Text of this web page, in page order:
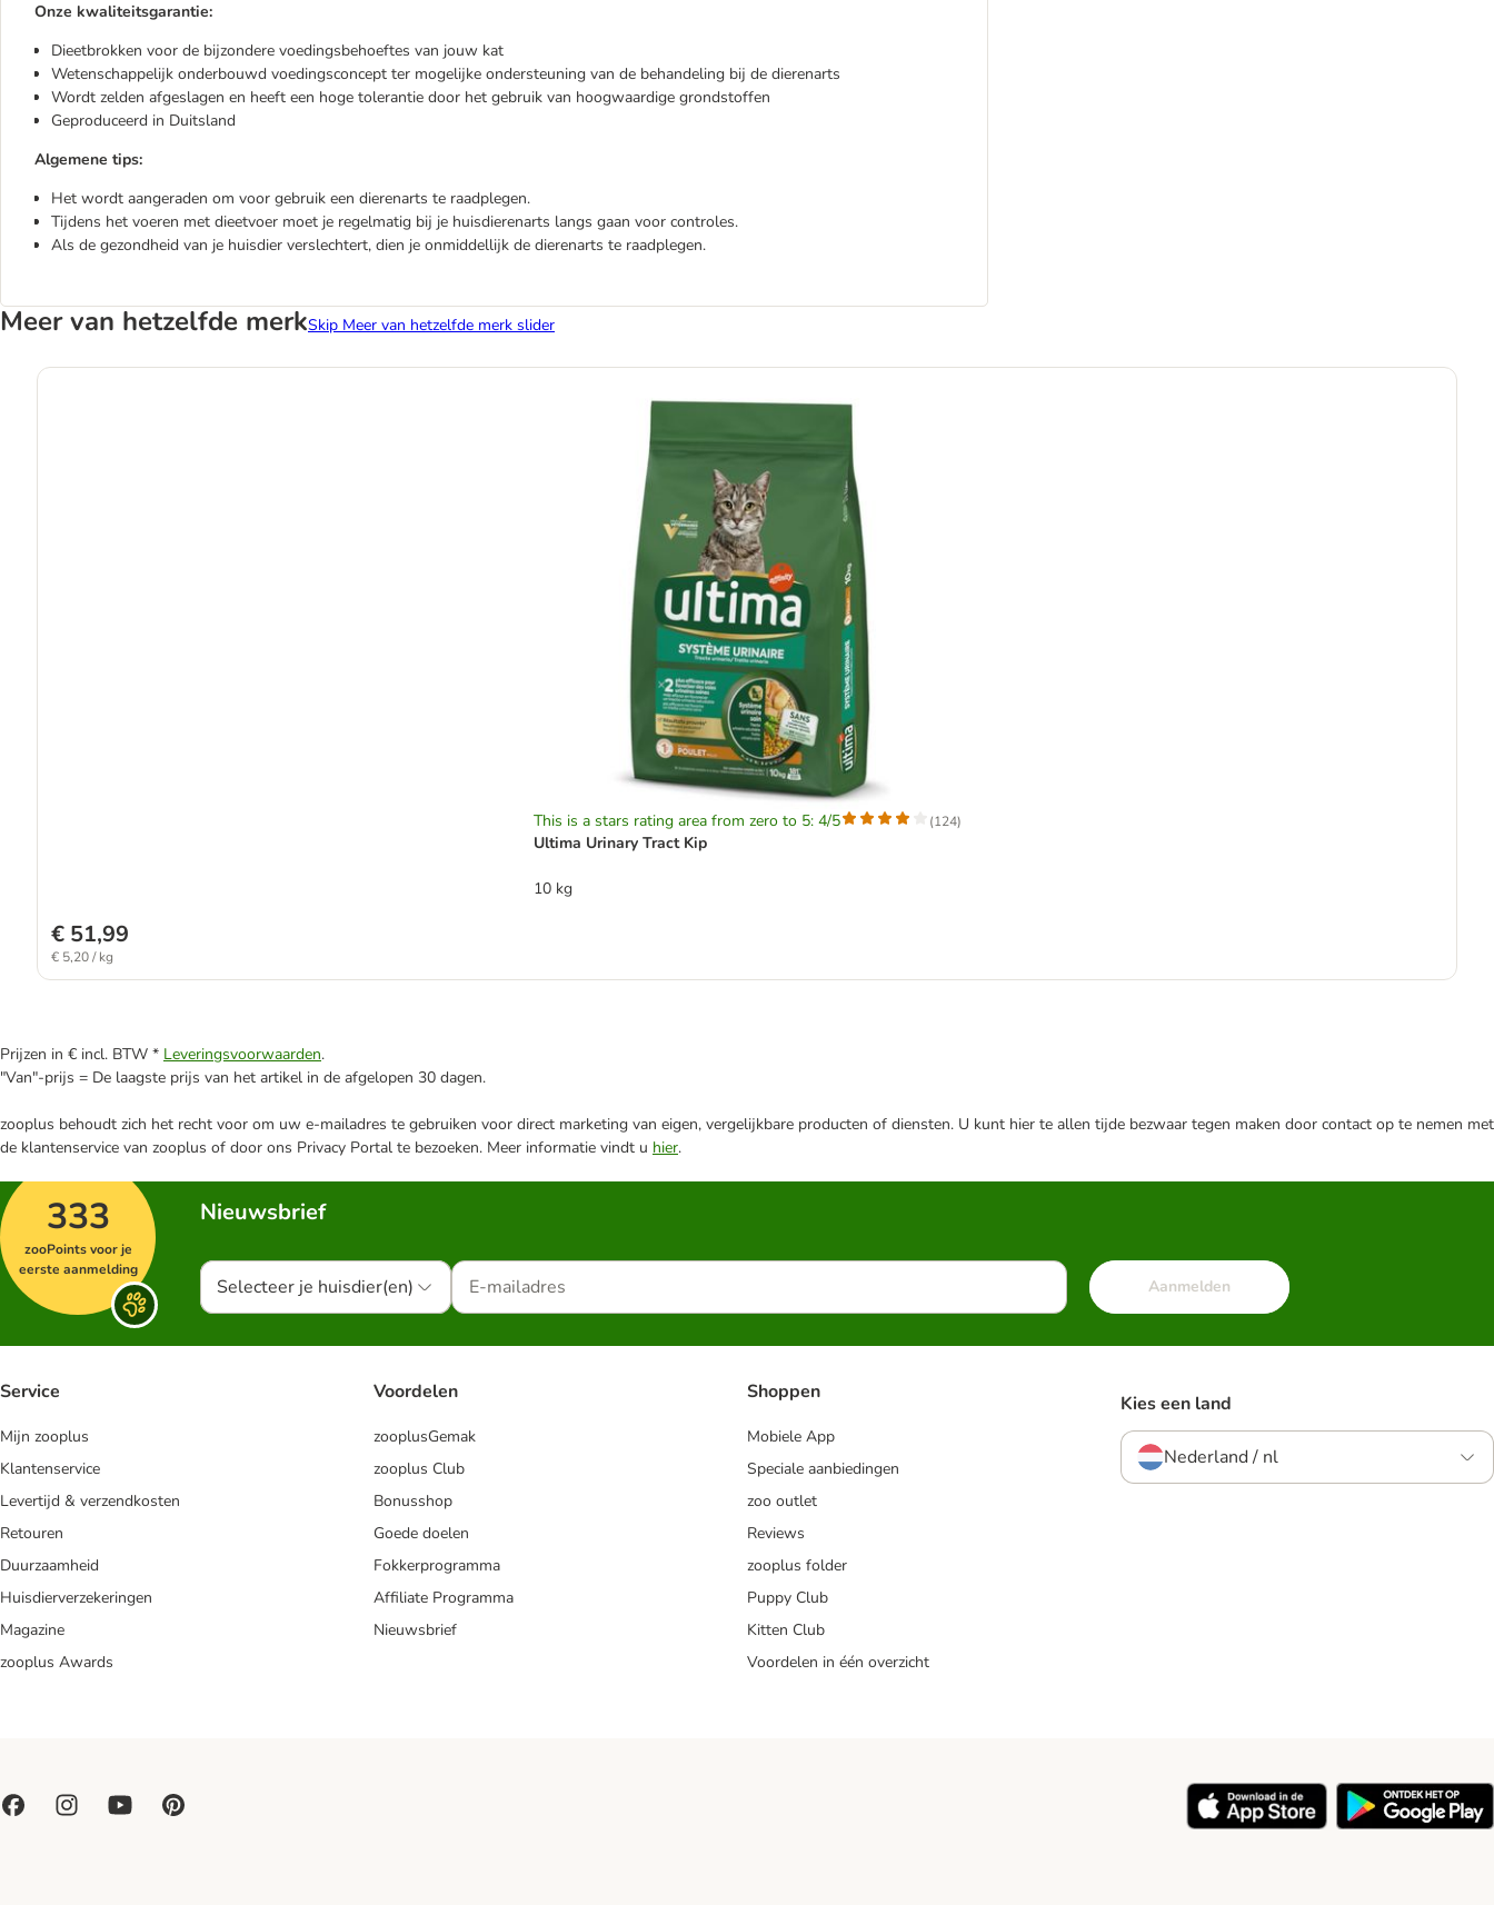
Onze kwaliteitsgarantie:
Dieetbrokken voor de bijzondere voedingsbehoeftes van jouw kat
Wetenschappelijk onderbouwd voedingsconcept ter mogelijke ondersteuning van de behandeling bij de dierenarts
Wordt zelden afgeslagen en heeft een hoge tolerantie door het gebruik van hoogwaardige grondstoffen
Geproduceerd in Duitsland
Algemene tips:
Het wordt aangeraden om voor gebruik een dierenarts te raadplegen.
Tijdens het voeren met dieetvoer moet je regelmatig bij je huisdierenarts langs gaan voor controles.
Als de gezondheid van je huisdier verslechtert, dien je onmiddellijk de dierenarts te raadplegen.
Meer van hetzelfde merkSkip Meer van hetzelfde merk slider
This is a stars rating area from zero to 5: 4/5 (124)
Ultima Urinary Tract Kip
10 kg
€ 51,99
€ 5,20 / kg
Prijzen in € incl. BTW * Leveringsvoorwaarden.
"Van"-prijs = De laagste prijs van het artikel in de afgelopen 30 dagen.
zooplus behoudt zich het recht voor om uw e-mailadres te gebruiken voor direct marketing van eigen, vergelijkbare producten of diensten. U kunt hier te allen tijde bezwaar tegen maken door contact op te nemen met
de klantenservice van zooplus of door ons Privacy Portal te bezoeken. Meer informatie vindt u hier.
333
zooPoints voor je
eerste aanmelding
Nieuwsbrief
Selecteer je huisdier(en) Aanmelden
Service
Mijn zooplus
Klantenservice
Levertijd & verzendkosten
Retouren
Duurzaamheid
Huisdierverzekeringen
Magazine
zooplus Awards
Voordelen
zooplusGemak
zooplus Club
Bonusshop
Goede doelen
Fokkerprogramma
Affiliate Programma
Nieuwsbrief
Shoppen
Mobiele App
Speciale aanbiedingen
zoo outlet
Reviews
zooplus folder
Puppy Club
Kitten Club
Voordelen in één overzicht
Kies een land
Nederland / nl